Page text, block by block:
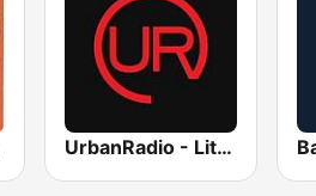
UrbanRadio - Lite R&B